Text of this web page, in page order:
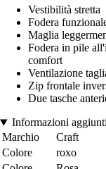
Vestibilità stretta
Fodera
Maglia
Fodera in pile
comfort
Ventilazione
Zip frontale
Due tasche
Informazioni
Marchio
Craft
Colore
roxo